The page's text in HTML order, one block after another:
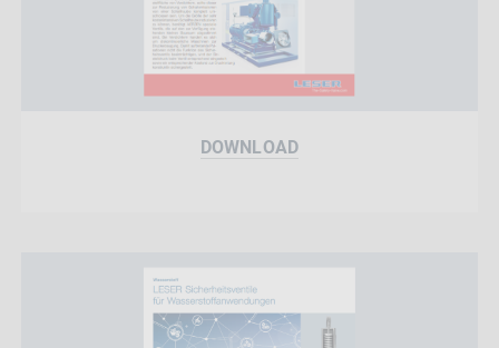
DOWNLOAD